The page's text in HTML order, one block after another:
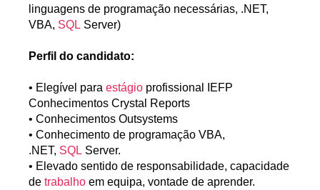
linguagens de programação necessárias, .NET,
VBA, SQL Server)
Perfil do candidato:
• Elegível para estágio profissional IEFP
Conhecimentos Crystal Reports
• Conhecimentos Outsystems
• Conhecimento de programação VBA,
.NET, SQL Server.
• Elevado sentido de responsabilidade, capacidade
de trabalho em equipa, vontade de aprender.